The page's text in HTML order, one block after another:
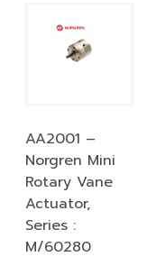
AA2001 –
Norgren Mini
Rotary Vane
Actuator,
Series :
M/60280